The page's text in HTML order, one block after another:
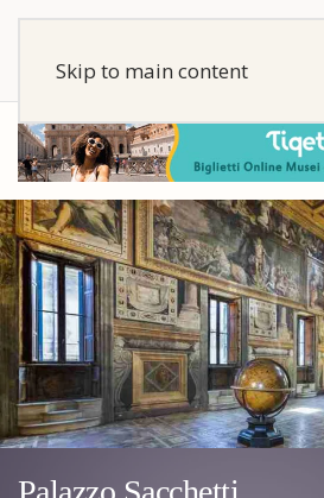
Skip to main content